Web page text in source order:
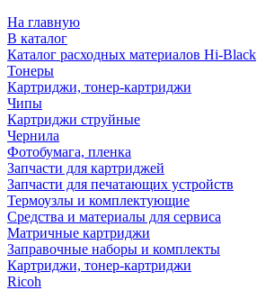
На главную
В каталог
Каталог расходных материалов Hi-Black
Тонеры
Картриджи, тонер-картриджи
Чипы
Картриджи струйные
Чернила
Фотобумага, пленка
Запчасти для картриджей
Запчасти для печатающих устройств
Термоузлы и комплектующие
Средства и материалы для сервиса
Матричные картриджи
Заправочные наборы и комплекты
Картриджи, тонер-картриджи
Ricoh